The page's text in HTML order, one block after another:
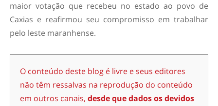
maior votação que recebeu no estado ao povo de
Caxias e reafirmou seu compromisso em trabalhar
pelo leste maranhense.
O conteúdo deste blog é livre e seus editores
não têm ressalvas na reprodução do conteúdo
em outros canais, desde que dados os devidos